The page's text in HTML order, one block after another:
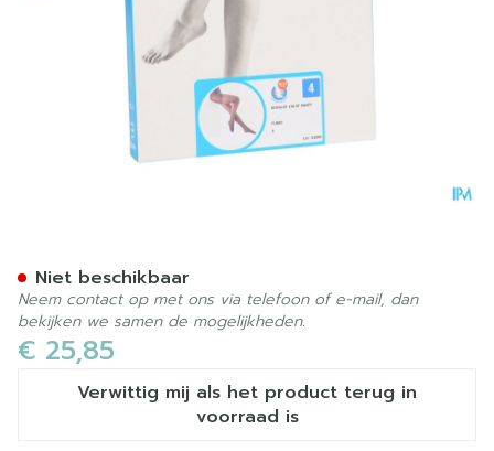
€ 25,85
Verwittig mij als het product terug in
voorraad is
Niet beschikbaar
Neem contact op met ons via telefoon of e-mail, dan
bekijken we samen de mogelijkheden.